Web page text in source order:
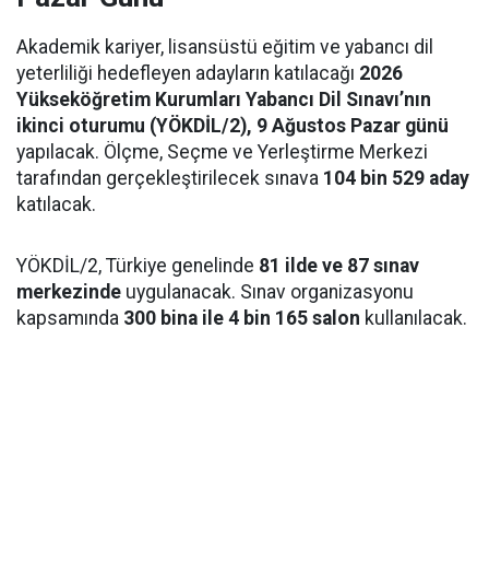
Akademik kariyer, lisansüstü eğitim ve yabancı dil
yeterliliği hedefleyen adayların katılacağı 2026
Yükseköğretim Kurumları Yabancı Dil Sınavı’nın
ikinci oturumu (YÖKDİL/2), 9 Ağustos Pazar günü
yapılacak. Ölçme, Seçme ve Yerleştirme Merkezi
tarafından gerçekleştirilecek sınava 104 bin 529 aday
katılacak.
YÖKDİL/2, Türkiye genelinde 81 ilde ve 87 sınav
merkezinde uygulanacak. Sınav organizasyonu
kapsamında 300 bina ile 4 bin 165 salon kullanılacak.